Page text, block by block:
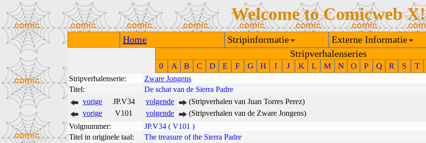
Welcome to Comicweb X!
Home Stripinformatie Externe Informatie
Stripverhalenseries
0 A B C D E F G H I J K L M N O P Q R S T
Stripverhalenserie:
Zware Jongens
Titel:
De schat van de Sierra Padre
vorige
JP.V34 volgende
(Stripverhalen van Juan Torres Perez)
vorige
V101 volgende
(Stripverhalen van de Zware Jongens)
Volgnummer:
JP.V34 ( V101 )
Titel in originele taal:
The treasure of the Sierra Padre